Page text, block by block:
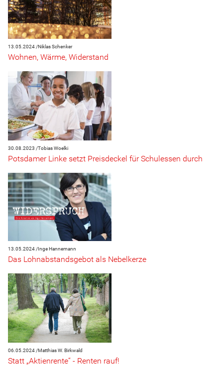
13.05.2024 /Niklas Schenker
Wohnen, Wärme, Widerstand
30.08.2023 /Tobias Woelki
Potsdamer Linke setzt Preisdeckel für Schulessen durch
13.05.2024 / Inge Hannemann
Das Lohnabstandsgebot als Nebelkerze
06.05.2024 /Matthias W. Birkwald
Statt „Aktienrente“ - Renten rauf!